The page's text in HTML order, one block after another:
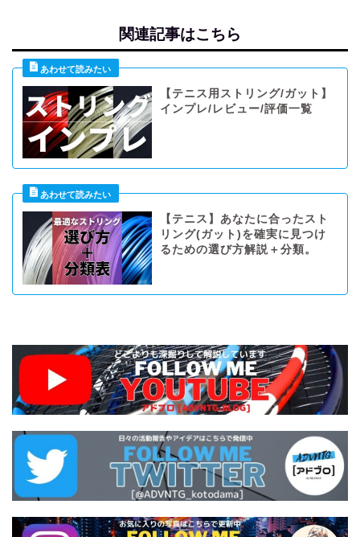
関連記事はこちら
【テニス用ストリング/ガット】
インプレ/レビュー/評価一覧
【テニス】あなたに合ったスト
リング(ガット)を確実に見つけ
るための選び方解説＋分類。